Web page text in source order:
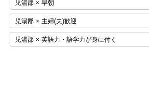
児湯郡 × 早朝
児湯郡 × 主婦(夫)歓迎
児湯郡 × 英語力・語学力が身に付く